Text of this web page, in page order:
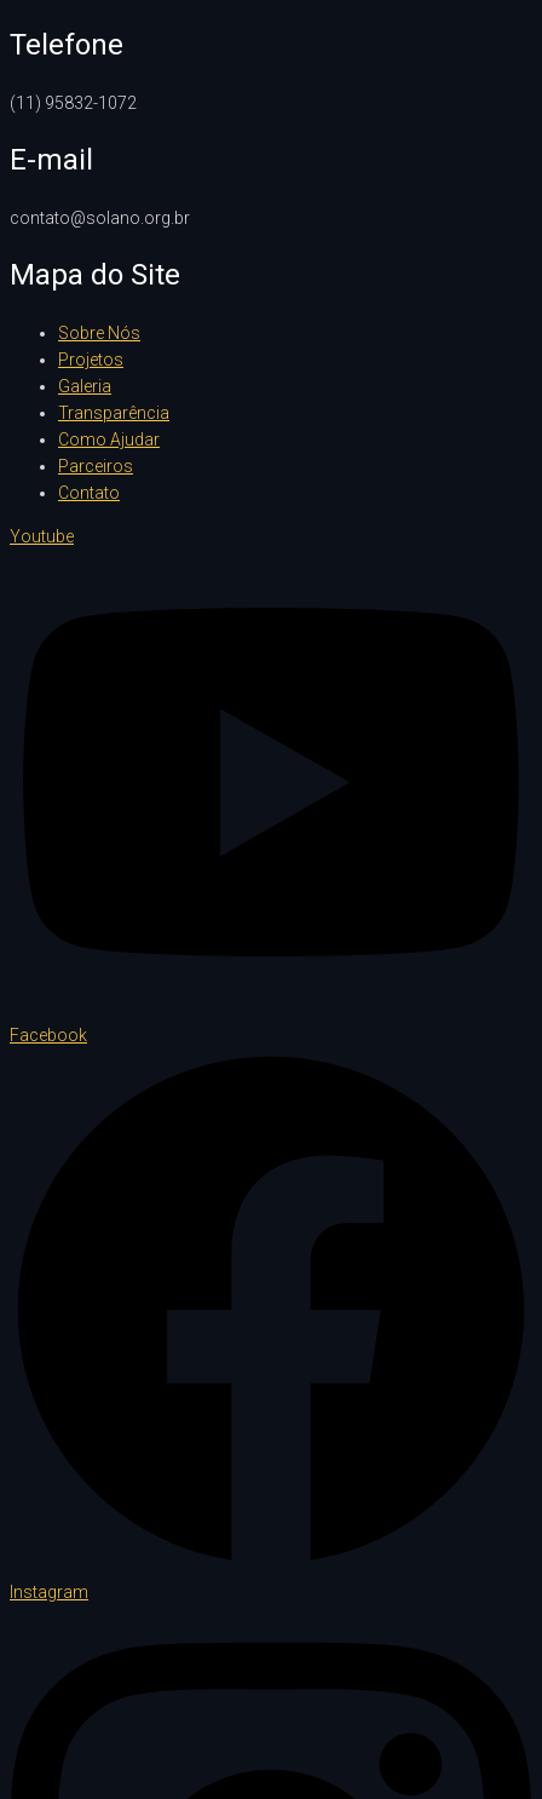
Telefone
(11) 95832-1072
E-mail
contato@solano.org.br
Mapa do Site
Sobre Nós
Projetos
Galeria
Transparência
Como Ajudar
Parceiros
Contato
Youtube
Facebook
Instagram